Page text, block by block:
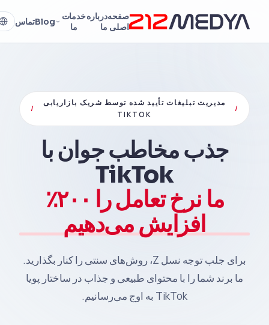
صفحه
اصلی
درباره
ما
خدمات
ما
Blogتماس
/
مدیریت تبلیغات تأیید شده توسط شریک بازاریابی
TIKTOK
/
جذب مخاطب جوان با
TikTok
ما نرخ تعامل را ۲۰۰٪
افزایش می‌دهیم
برای جلب توجه نسل Z، روش‌های سنتی را کنار بگذارید.
ما برند شما را با محتوای طبیعی و جذاب در ساختار پویا
TikTok به اوج می‌رسانیم.